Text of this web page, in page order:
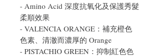
- Amino Acid 深度抗氧化及保護秀髮
柔順效果
- VALENCIA ORANGE：補充橙色
色素、清澈而濃厚的 Orange
- PISTACHIO GREEN：抑制紅色色